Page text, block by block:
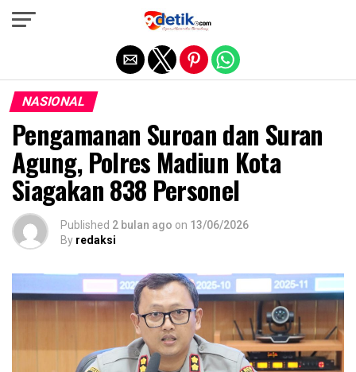
NASIONAL
Pengamanan Suroan dan Suran
Agung, Polres Madiun Kota
Siagakan 838 Personel
Published 2 bulan ago on 13/06/2026
By redaksi
Exit mobile version